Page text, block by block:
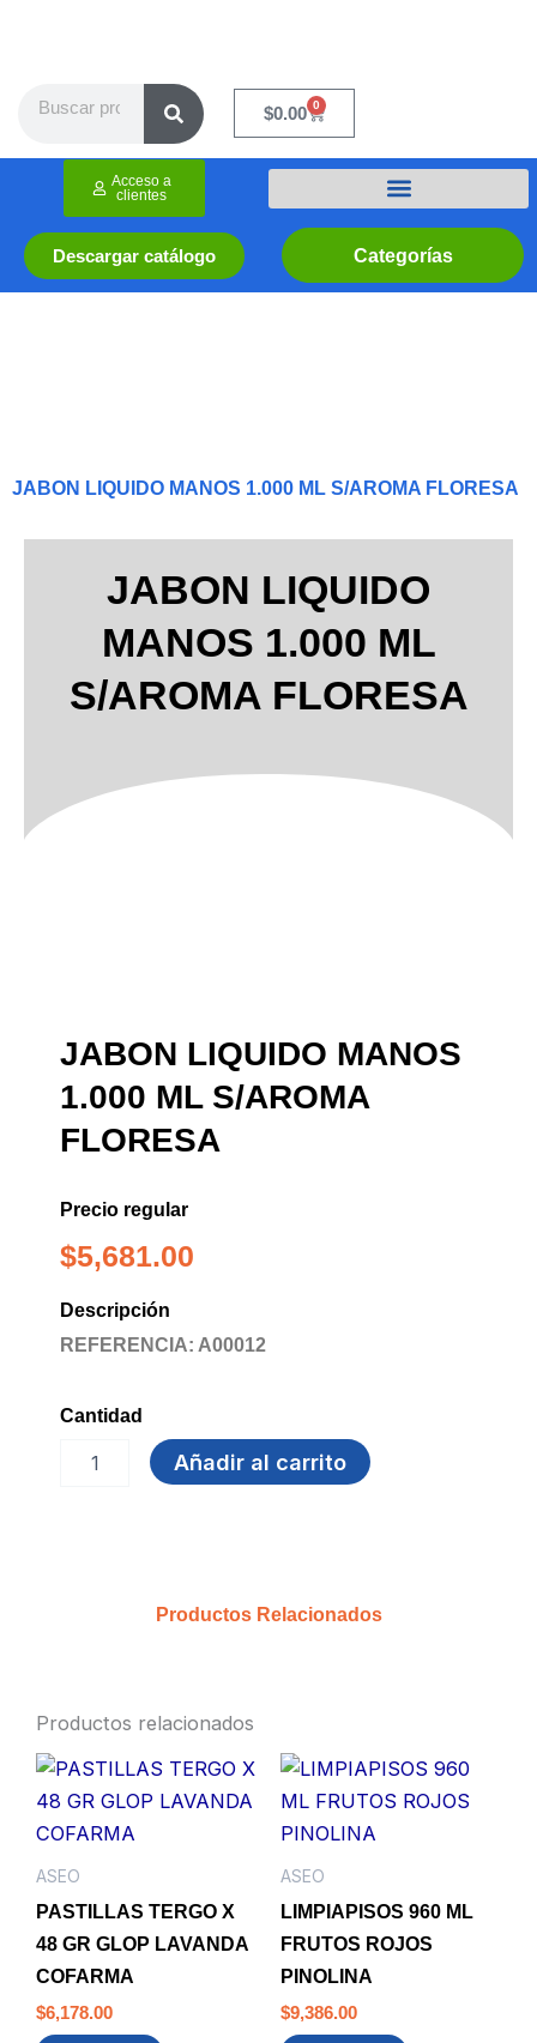
$0.00 0
Cart
Categorías
Descargar catálogo
Acceso a
clientes
JABON LIQUIDO MANOS 1.000 ML S/AROMA FLORESA
JABON LIQUIDO
MANOS 1.000 ML
S/AROMA FLORESA
JABON LIQUIDO MANOS
1.000 ML S/AROMA
FLORESA
Precio regular
$5,681.00
Descripción
REFERENCIA: A00012
Cantidad
LIQUIDO
Añadir al carrito
Productos Relacionados
Productos relacionados
ASEO
PASTILLAS TERGO X
48 GR GLOP LAVANDA
COFARMA
$6,178.00
ASEO
LIMPIAPISOS 960 ML
FRUTOS ROJOS
PINOLINA
$9,386.00